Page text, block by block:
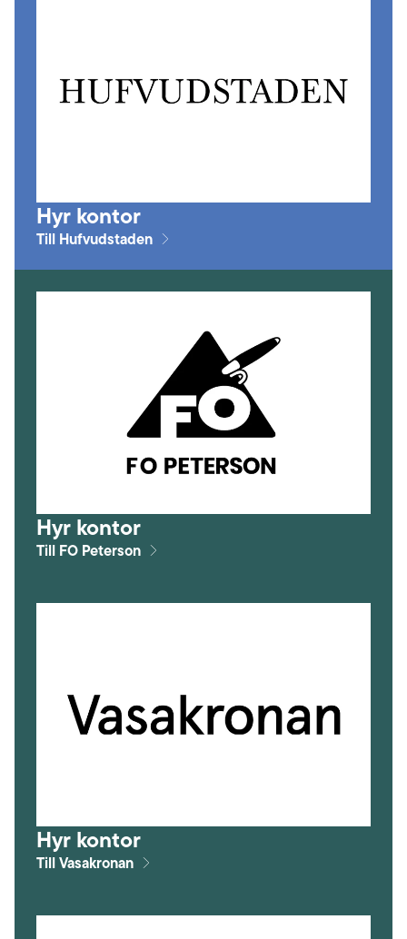
Hyr kontor
Till Hufvudstaden
Hyr kontor
Till FO Peterson
Hyr kontor
Till Vasakronan